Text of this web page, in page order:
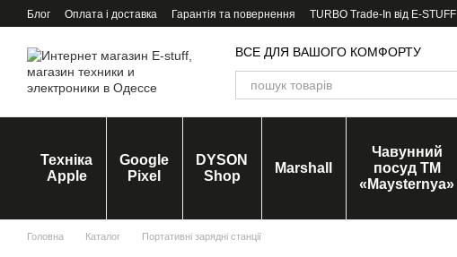
Перейти до основного контенту
Блог Оплата і доставка Гарантія та повернення TURBO Trade-In від E-STUFF
ВСЕ ДЛЯ ВАШОГО КОМФОРТУ
Техніка
Apple
Google
Pixel
DYSON
Shop
Marshall
Чавунний
посуд ТМ
«Maysternya»
Головна Каталог Портативні зарядні станції